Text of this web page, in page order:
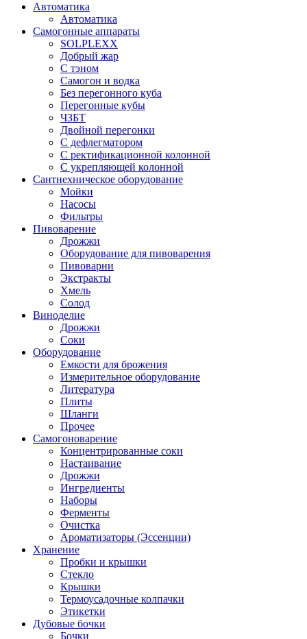
Автоматика
Автоматика
Самогонные аппараты
SOLPLEXX
Добрый жар
С тэном
Самогон и водка
Без перегонного куба
Перегонные кубы
ЧЗБТ
Двойной перегонки
С дефлегматором
С ректификационной колонной
С укрепляющей колонной
Сантнехническое оборудование
Мойки
Насосы
Фильтры
Пивоварение
Дрожжи
Оборудование для пивоварения
Пивоварни
Экстракты
Хмель
Солод
Виноделие
Дрожжи
Соки
Оборудование
Емкости для брожения
Измерительное оборудование
Литература
Плиты
Шланги
Прочее
Самогоноварение
Концентрированные соки
Настаивание
Дрожжи
Ингредиенты
Наборы
Ферменты
Очистка
Ароматизаторы (Эссенции)
Хранение
Пробки и крышки
Стекло
Крышки
Термоусадочные колпачки
Этикетки
Дубовые бочки
Бочки